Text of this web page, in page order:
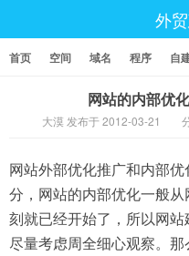
外
首页 空间 域名 程序 自
网站的内部优
大漠 发布于 2012-03-21
网站外部优化推广和内部
分，网站的内部优化一般
刻就已经开始了，所以网
尽量考虑周全细心观察。